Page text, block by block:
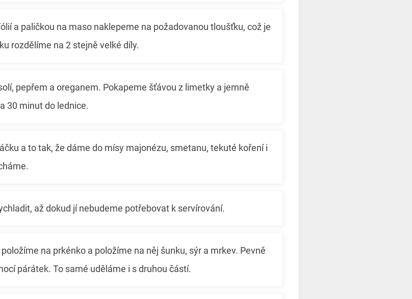
a paličkou na maso naklepeme na požadovanou tloušťku, což je
rozdělíme na 2 stejně velké díly.
pepřem a oreganem. Pokapeme šťávou z limetky a jemně
30 minut do lednice.
a to tak, že dáme do mísy majonézu, smetanu, tekuté koření i
až dokud jí nebudeme potřebovat k servírování.
na prkénko a položíme na něj šunku, sýr a mrkev. Pevně
párátek. To samé uděláme i s druhou částí.